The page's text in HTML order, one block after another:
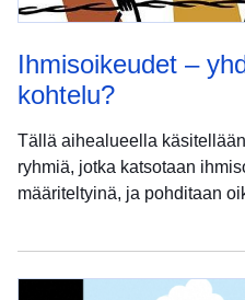
Ihmisoikeudet –
kohtelu?
Tällä aihealueella
ryhmiä, jotka katsotaan
määriteltyinä, ja pohditaan